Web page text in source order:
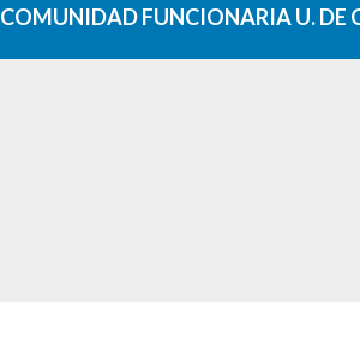
COMUNIDAD FUNCIONARIA U. DE